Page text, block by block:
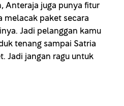
Anteraja juga punya fitur
melacak paket secara
Jadi pelanggan kamu
tenang sampai Satria
Jadi jangan ragu untuk